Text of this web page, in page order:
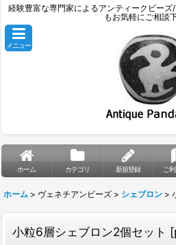
経験豊富な専門家によるアンティークビー
もお気軽にご相談
メニュー
ホーム カテゴリ 新規登録 ご
ホーム > ヴェネチアンビーズ > シェブロン >
小粒6層シェブロン2個セット [